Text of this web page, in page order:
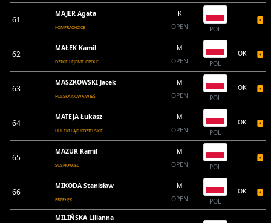
61
MAJER Agata
KOMPRACHCICE
K
OPEN
POL
62
MAŁEK Kamil
DZIKIE LEJENIE OPOLE
M
OPEN
POL
OK
63
MASZKOWSKI Jacek
POLSKA NOWA WIEŚ
M
OPEN
POL
OK
64
MATEJA Łukasz
HULEKI ŁĄKI KOZIELSKIE
M
OPEN
POL
OK
65
MAZUR Kamil
SOSNOWIEC
M
OPEN
POL
66
MIKODA Stanisław
PRZEŁĘK
M
OPEN
POL
OK
MILIŃSKA Lilianna